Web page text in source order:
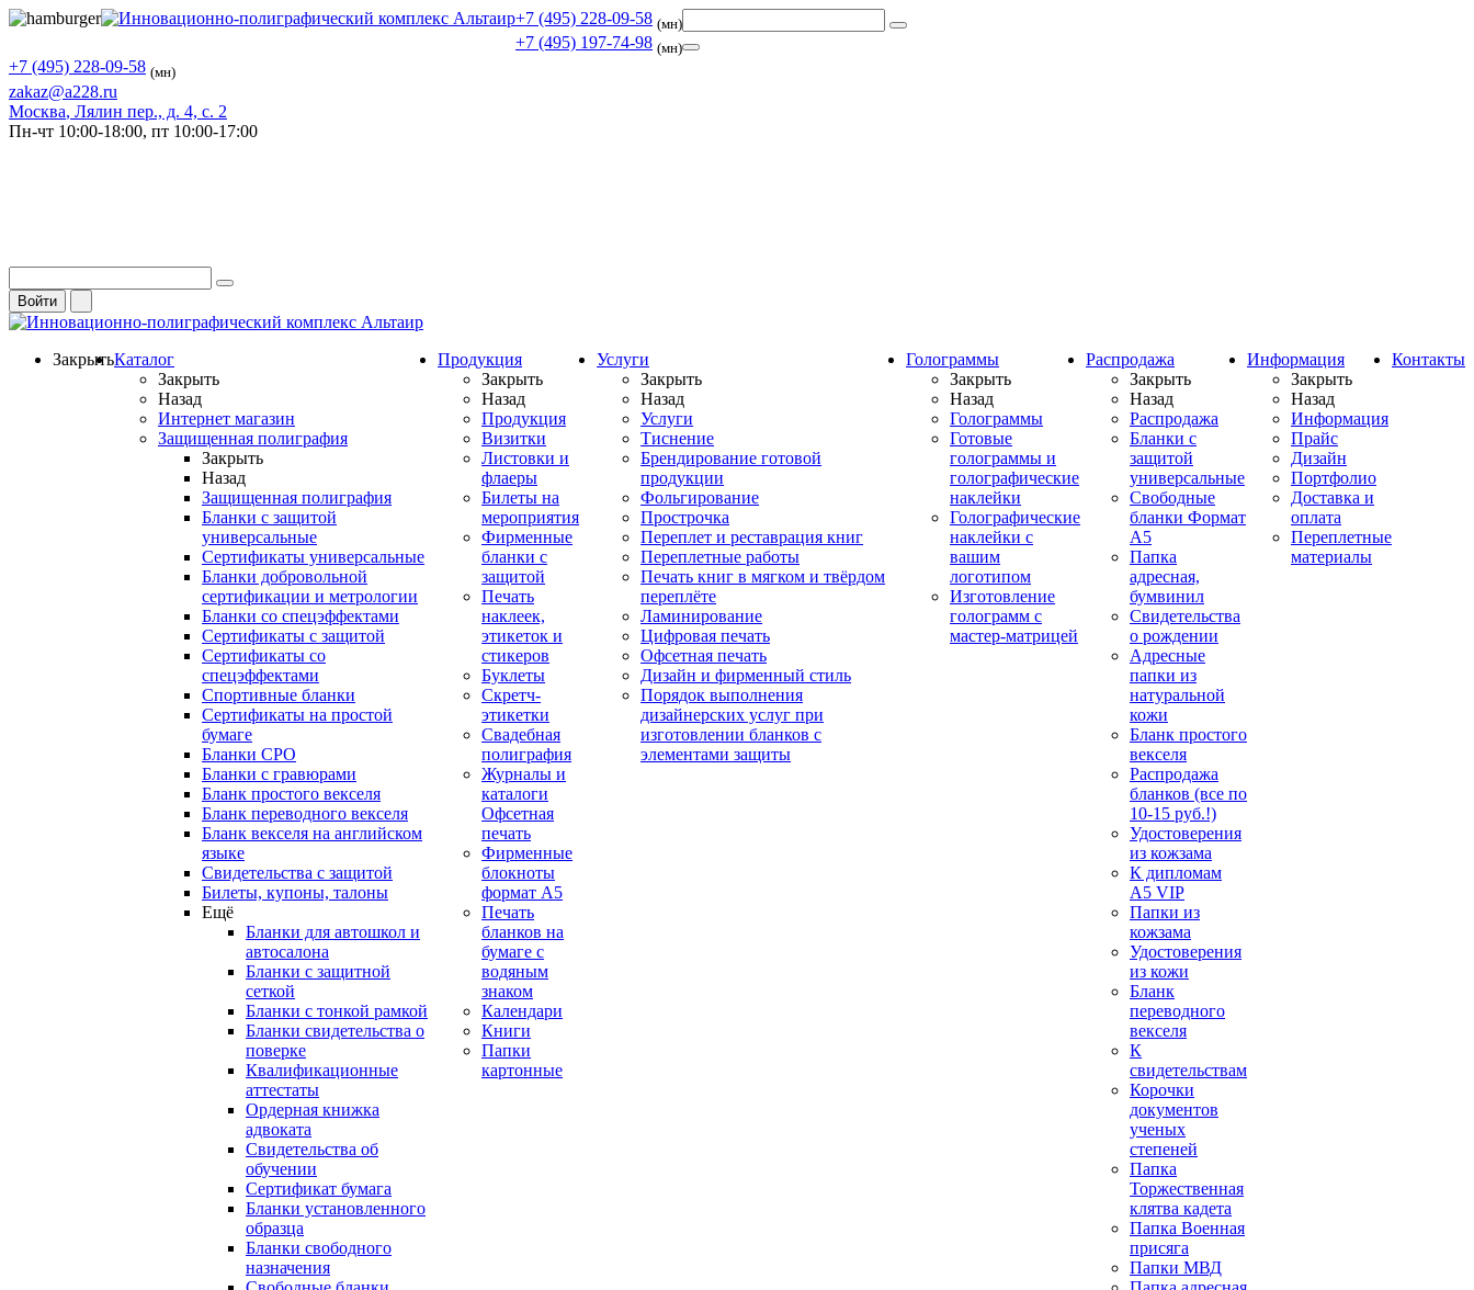
+7 (495) 228-09-58 (мн)
+7 (495) 197-74-98 (мн)
+7 (495) 228-09-58 (мн)
zakaz@a228.ru
Москва, Лялин пер., д. 4, с. 2
Пн-чт 10:00-18:00, пт 10:00-17:00
Войти
ЗакрытьКаталог
Закрыть
Назад
Интернет магазин
Защищенная полиграфия
Закрыть
Назад
Защищенная полиграфия
Бланки с защитой
универсальные
Сертификаты универсальные
Бланки добровольной
сертификации и метрологии
Бланки со спецэффектами
Сертификаты с защитой
Сертификаты со
спецэффектами
Спортивные бланки
Cертификаты на простой
бумаге
Бланки СРО
Бланки с гравюрами
Бланк простого векселя
Бланк переводного векселя
Бланк векселя на английском
языке
Свидетельства с защитой
Билеты, купоны, талоны
Ещё
Бланки для автошкол и
автосалона
Бланки с защитной
сеткой
Бланки с тонкой рамкой
Бланки свидетельства о
поверке
Квалификационные
аттестаты
Ордерная книжка
адвоката
Свидетельства об
обучении
Сертификат бумага
Бланки установленного
образца
Бланки свободного
назначения
Продукция
Закрыть
Назад
Продукция
Визитки
Листовки и
флаеры
Билеты на
мероприятия
Фирменные
бланки с
защитой
Печать
наклеек,
этикеток и
стикеров
Буклеты
Скретч-
этикетки
Свадебная
полиграфия
Журналы и
каталоги
Офсетная
печать
Фирменные
блокноты
формат А5
Печать
бланков на
бумаге с
водяным
знаком
Календари
Книги
Папки
картонные
Услуги
Закрыть
Назад
Услуги
Тиснение
Брендирование готовой
продукции
Фольгирование
Прострочка
Переплет и реставрация книг
Переплетные работы
Печать книг в мягком и твёрдом
переплёте
Ламинирование
Цифровая печать
Офсетная печать
Дизайн и фирменный стиль
Порядок выполнения
дизайнерских услуг при
изготовлении бланков с
элементами защиты
Голограммы
Закрыть
Назад
Голограммы
Готовые
голограммы и
голографические
наклейки
Голографические
наклейки с
вашим
логотипом
Изготовление
голограмм с
мастер-матрицей
Распродажа
Закрыть
Назад
Распродажа
Бланки с
защитой
универсальные
Свободные
бланки Формат
А5
Папка
адресная,
бумвинил
Свидетельства
о рождении
Адресные
папки из
натуральной
кожи
Бланк простого
векселя
Распродажа
бланков (все по
10-15 руб.!)
Удостоверения
из кожзама
К дипломам
А5 VIP
Папки из
кожзама
Удостоверения
из кожи
Бланк
переводного
векселя
К
свидетельствам
Корочки
документов
ученых
степеней
Папка
Торжественная
клятва кадета
Папка Военная
присяга
Папки МВД
Информация
Закрыть
Назад
Информация
Прайс
Дизайн
Портфолио
Доставка и
оплата
Переплетные
материалы
Контакты